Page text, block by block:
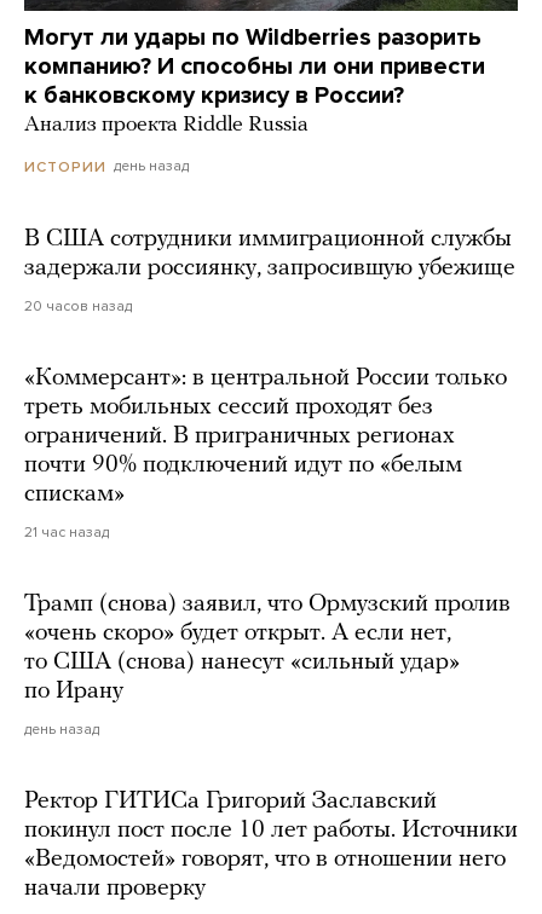
Могут ли удары по Wildberries разорить
компанию? И способны ли они привести
к банковскому кризису в России?
Анализ проекта Riddle Russia
ИСТОРИИ день назад
В США сотрудники иммиграционной службы
задержали россиянку, запросившую убежище
20 часов назад
«Коммерсант»: в центральной России только
треть мобильных сессий проходят без
ограничений. В приграничных регионах
почти 90% подключений идут по «белым
спискам»
21 час назад
Трамп (снова) заявил, что Ормузский пролив
«очень скоро» будет открыт. А если нет,
то США (снова) нанесут «сильный удар»
по Ирану
день назад
Ректор ГИТИСа Григорий Заславский
покинул пост после 10 лет работы. Источники
«Ведомостей» говорят, что в отношении него
начали проверку